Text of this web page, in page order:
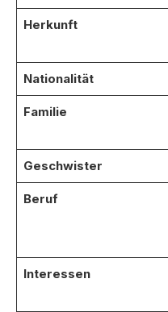
Herkunft
Nationalität
Familie
Geschwister
Beruf
Interessen